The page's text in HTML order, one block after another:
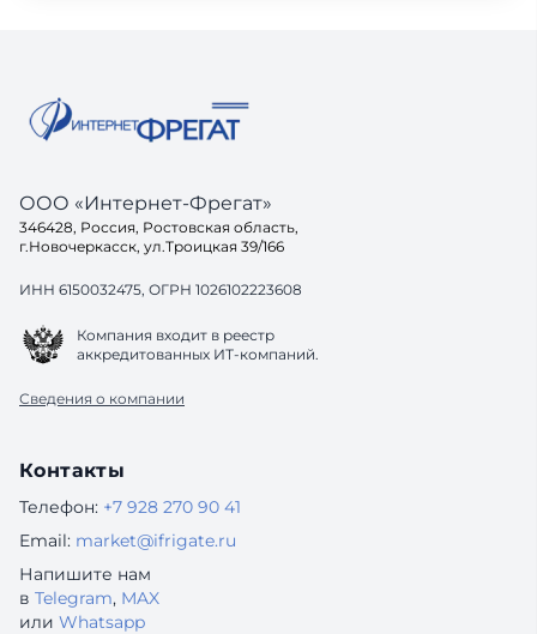
ООО «Интернет-Фрегат»
346428, Россия, Ростовская область,
г.Новочеркасск, ул.Троицкая 39/166
ИНН 6150032475, ОГРН 1026102223608
Компания входит в реестр
аккредитованных ИТ-компаний.
Сведения о компании
Контакты
Телефон: +7 928 270 90 41
Email: market@ifrigate.ru
Напишите нам
в Telegram, MAX
или Whatsapp